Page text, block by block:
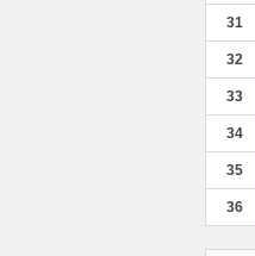
31
32
33
34
35
36